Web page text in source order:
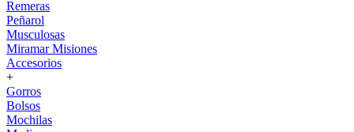
Remeras
Peñarol
Musculosas
Miramar Misiones
Accesorios
+
Gorros
Bolsos
Mochilas